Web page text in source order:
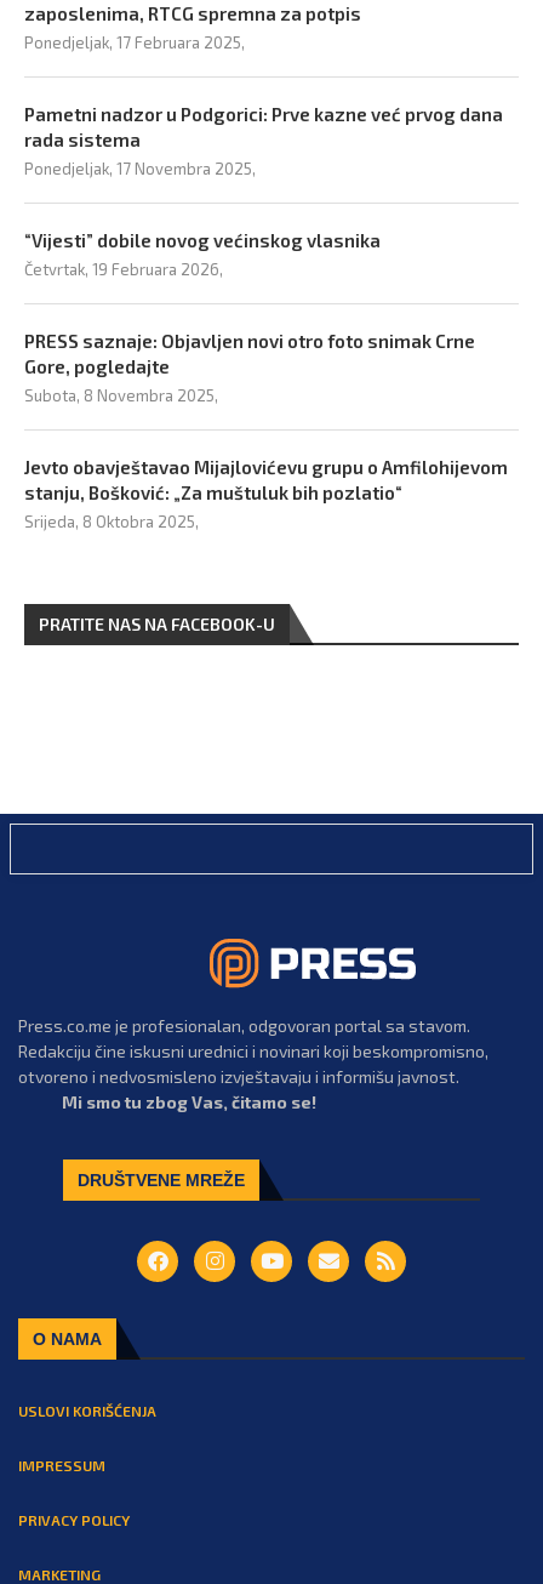
zaposlenima, RTCG spremna za potpis
Ponedjeljak, 17 Februara 2025,
Pametni nadzor u Podgorici: Prve kazne već prvog dana
rada sistema
Ponedjeljak, 17 Novembra 2025,
“Vijesti” dobile novog većinskog vlasnika
Četvrtak, 19 Februara 2026,
PRESS saznaje: Objavljen novi otro foto snimak Crne
Gore, pogledajte
Subota, 8 Novembra 2025,
Jevto obavještavao Mijajlovićevu grupu o Amfilohijevom
stanju, Bošković: „Za muštuluk bih pozlatio“
Srijeda, 8 Oktobra 2025,
PRATITE NAS NA FACEBOOK-U
Press.co.me je profesionalan, odgovoran portal sa stavom.
Redakciju čine iskusni urednici i novinari koji beskompromisno,
otvoreno i nedvosmisleno izvještavaju i informišu javnost.
Mi smo tu zbog Vas, čitamo se!
DRUŠTVENE MREŽE
O NAMA
USLOVI KORIŠĆENJA
IMPRESSUM
PRIVACY POLICY
MARKETING